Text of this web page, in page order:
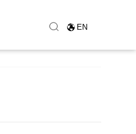
EN